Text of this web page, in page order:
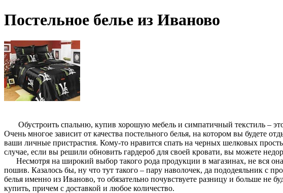
Постельное белье из Иваново
Обустроить спальню, купив хорошую мебель и симпатичный текстиль –
Очень многое зависит от качества постельного белья, на котором вы будете
ваши личные пристрастия. Кому-то нравится спать на черных шелковых
случае, если вы решили обновить гардероб для своей кровати, вы можете
Несмотря на широкий выбор такого рода продукции в магазинах, не вся она
пошив. Казалось бы, ну что тут такого – пару наволочек, да пододеяльник с
белья именно из Иваново, то обязательно почувствуете разницу и больше не
купить, причем с доставкой и любое количество.